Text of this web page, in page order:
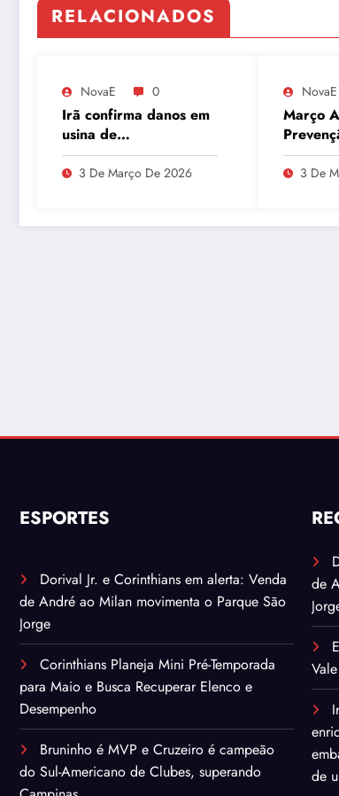
RELACIONADOS
NovaE 0
Irã confirma danos em
usina de
enriquecimento de
urânio após ataques e
quantidade de urânio
3 De Março De 2026
NovaE
Março
ao
com3 De
ESPORTES
Dorival Jr. e Corinthians em alerta: Venda
de André ao Milan movimenta o Parque São
Jorge
Corinthians Planeja Mini Pré-Temporada
para Maio e Busca Recuperar Elenco e
Desempenho
Bruninho é MVP e Cruzeiro é campeão
do Sul-Americano de Clubes, superando
de
de